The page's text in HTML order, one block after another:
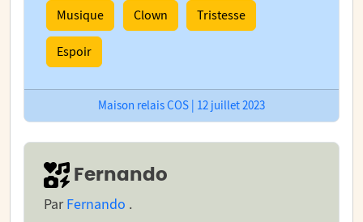
Musique Clown Tristesse
Espoir
Maison relais COS | 12 juillet 2023
Fernando
ParFernando .